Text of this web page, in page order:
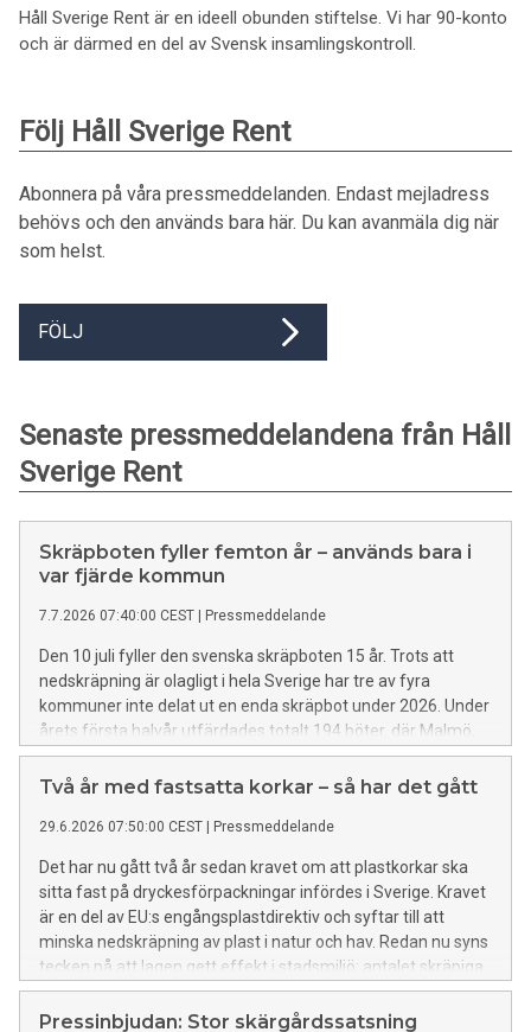
Håll Sverige Rent är en ideell obunden stiftelse. Vi har 90-konto
och är därmed en del av Svensk insamlingskontroll.
Följ Håll Sverige Rent
Abonnera på våra pressmeddelanden. Endast mejladress
behövs och den används bara här. Du kan avanmäla dig när
som helst.
FÖLJ
Senaste pressmeddelandena från Håll
Sverige Rent
Skräpboten fyller femton år – används bara i
var fjärde kommun
7.7.2026 07:40:00 CEST | Pressmeddelande
Den 10 juli fyller den svenska skräpboten 15 år. Trots att
nedskräpning är olagligt i hela Sverige har tre av fyra
kommuner inte delat ut en enda skräpbot under 2026. Under
årets första halvår utfärdades totalt 194 böter, där Malmö,
Halmstad och Uppsala toppar statistiken.
Två år med fastsatta korkar – så har det gått
29.6.2026 07:50:00 CEST | Pressmeddelande
Det har nu gått två år sedan kravet om att plastkorkar ska
sitta fast på dryckesförpackningar infördes i Sverige. Kravet
är en del av EU:s engångsplastdirektiv och syftar till att
minska nedskräpning av plast i natur och hav. Redan nu syns
tecken på att lagen gett effekt i stadsmiljö: antalet skräpiga
korkar har minskat med 62 % i svenska städer. Men på
stränder längs Västerhavet är korkarna ett fortsatt vanligt
Pressinbjudan: Stor skärgårdssatsning